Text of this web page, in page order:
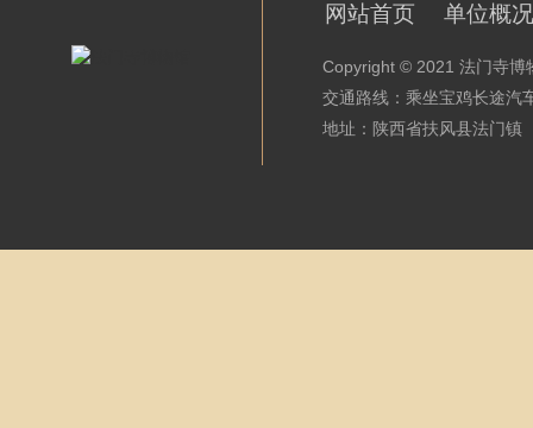
网站首页 单位概况
Copyright © 2021 法门寺博
交通路线：乘坐宝鸡长途汽
地址：陕西省扶风县法门镇